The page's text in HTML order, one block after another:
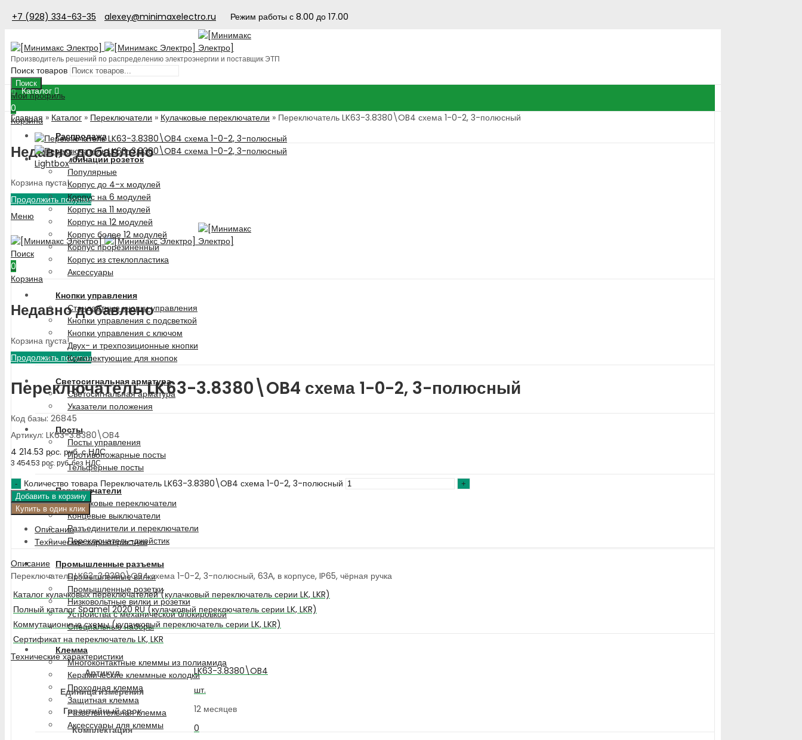
+7 (928) 334-63-35 alexey@minimaxelectro.ru Режим работы с 8.00 до 17.00
Производитель решений по распределению электроэнергии и поставщик ЭТП
Поиск товаров
Поиск
Мой профиль
0
Корзина
Недавно добавлено
Корзина пуста!
Продолжить покупки
Меню
Поиск
0
Корзина
Недавно добавлено
Корзина пуста!
Продолжить покупки
Каталог
Распродажа
Комбинации розеток
Популярные
Корпус до 4-х модулей
Корпус на 6 модулей
Корпус на 11 модулей
Корпус на 12 модулей
Корпус более 12 модулей
Корпус прорезиненный
Корпус из стеклопластика
Аксессуары
Кнопки управления
Стандартные кнопки управления
Кнопки управления с подсветкой
Кнопки управления с ключом
Двух- и трехпозиционные кнопки
Комплектующие для кнопок
Светосигнальная арматура
Светосигнальная арматура
Указатели положения
Посты
Посты управления
Противопожарные посты
Тельферные посты
Переключатели
Кулачковые переключатели
Концевые выключатели
Разъединители и переключатели
Переключатель-джойстик
Промышленные разъемы
Промышленные вилки
Промышленные розетки
Низковольтные вилки и розетки
Устройства с механической блокировкой
Специальные наборы
Клемма
Многоконтактные клеммы из полиамида
Керамические клеммные колодки
Проходная клемма
Защитная клемма
Разветвительная клемма
Аксессуары для клеммы
Главная » Каталог » Переключатели » Кулачковые переключатели » Переключатель LK63-3.8380\OB4 схема 1-0-2, 3-полюсный
Lightbox
Переключатель LK63-3.8380\OB4 схема 1-0-2, 3-полюсный
Код базы: 26845
Артикул: LK63-3.8380\OB4
4 214.53 рос. руб.с НДС
3 454.53 рос. руб.без НДС
Количество товара Переключатель LK63-3.8380\OB4 схема 1-0-2, 3-полюсный
Добавить в корзину
Купить в один клик
Описание
Технические характеристики
Описание
Переключатель LK63-3.8380\OB4 схема 1-0-2, 3-полюсный, 63А, в корпусе, IP65, чёрная ручка
Каталог кулачковых переключателей (кулачковый переключатель серии LK, LKR)
Полный каталог Spamel 2020 RU (кулачковый переключатель серии LK, LKR)
Коммутационные схемы (кулачковый переключатель серии LK, LKR)
Сертификат на переключатель LK, LKR
Технические характеристики
Артикул
LK63-3.8380\OB4
Единица измерения
шт.
Гарантийный срок
12 месяцев
Комплектация
0